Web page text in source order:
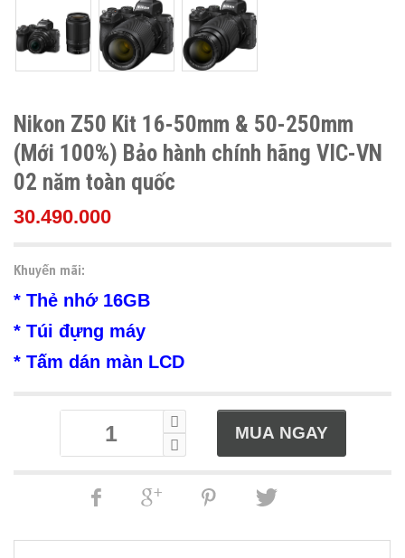
Nikon Z50 Kit 16-50mm & 50-250mm
(Mới 100%) Bảo hành chính hãng VIC-VN
02 năm toàn quốc
30.490.000
Khuyến mãi:
* Thẻ nhớ 16GB
* Túi đựng máy
* Tấm dán màn LCD